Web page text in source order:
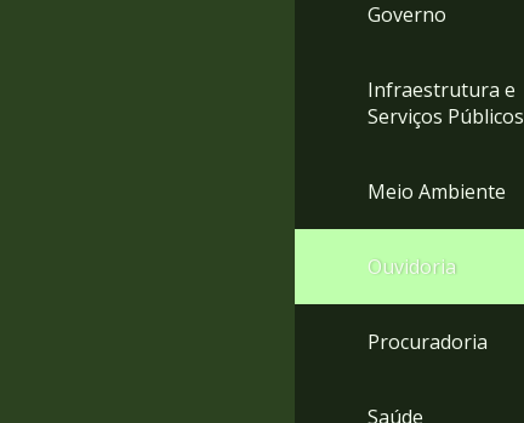
Governo
Infraestrutura e
Serviços Públicos
Meio Ambiente
Ouvidoria
Procuradoria
Saúde